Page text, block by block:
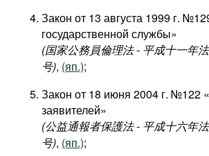
Закон от 13 августа 1999 г.
государственной службы»
(国家公務員倫理法 - 平成十一年
号), (яп.);
Закон от 18 июня 2004 г. №122
заявителей»
(公益通報者保護法 - 平成十六年
号), (яп.);